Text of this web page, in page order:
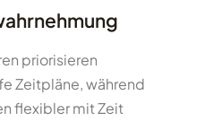
priorisieren
Zeitpläne, während
flexibler mit Zeit